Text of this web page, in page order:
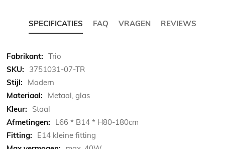
SPECIFICATIES FAQ VRAGEN REVIEWS
Meer
informatie
Trio
3751031-07-TR
Modern
Metaal, glas
Staal
L66 * B14 * H80-180cm
E14 kleine fitting